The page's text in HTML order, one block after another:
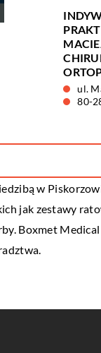
ul.
80-
w
jak zestawy
Boxmet